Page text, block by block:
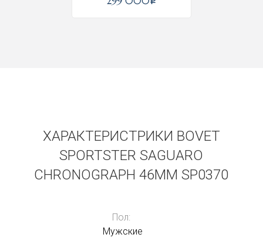
ХАРАКТЕРИСТРИКИ BOVET
SPORTSTER SAGUARO
CHRONOGRAPH 46MM SP0370
Пол:
Мужские